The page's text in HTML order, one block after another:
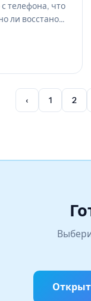
телефона, что
ли восстано...
‹ 1 2